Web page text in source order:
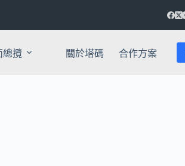
總攬 關於塔碼 合作方案